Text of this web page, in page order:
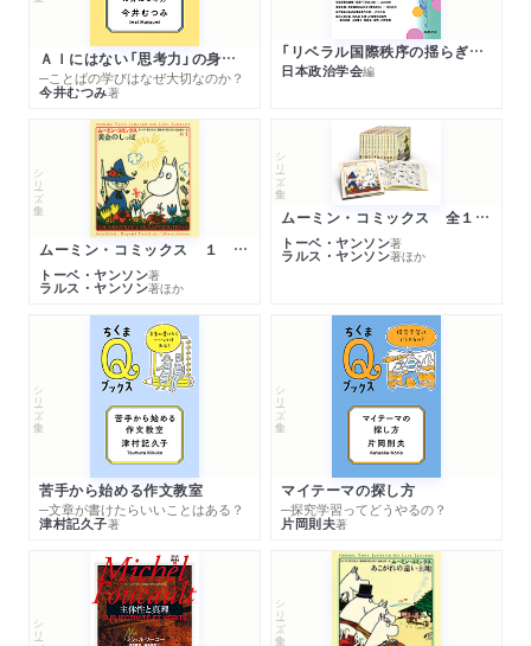
ＡＩにはない「思考力」の身につけ方
─ことばの学びはなぜ大切なのか？
今井むつみ著
「リベラル国際秩序の揺らぎ」再考 年報政治学２０２６‐Ⅰ
日本政治学会編
シリーズ・全集
ムーミン・コミックス １ 黄金のしっぽ
トーベ・ヤンソン著
ラルス・ヤンソン著ほか
シリーズ・全集
ムーミン・コミックス 全１４巻セット
トーベ・ヤンソン著
ラルス・ヤンソン著ほか
シリーズ・全集
苦手から始める作文教室
─文章が書けたらいいことはある？
津村記久子著
シリーズ・全集
マイテーマの探し方
─探究学習ってどうやるの？
片岡則夫著
シリーズ・全集
シリーズ・全集